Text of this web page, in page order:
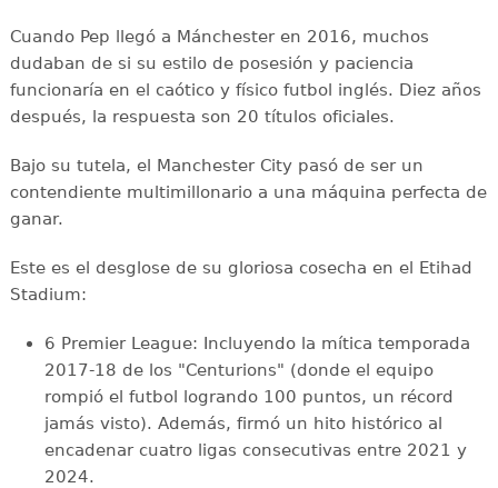
Cuando Pep llegó a Mánchester en 2016, muchos
dudaban de si su estilo de posesión y paciencia
funcionaría en el caótico y físico futbol inglés. Diez años
después, la respuesta son 20 títulos oficiales.
Bajo su tutela, el Manchester City pasó de ser un
contendiente multimillonario a una máquina perfecta de
ganar.
Este es el desglose de su gloriosa cosecha en el Etihad
Stadium:
6 Premier League: Incluyendo la mítica temporada
2017-18 de los "Centurions" (donde el equipo
rompió el futbol logrando 100 puntos, un récord
jamás visto). Además, firmó un hito histórico al
encadenar cuatro ligas consecutivas entre 2021 y
2024.